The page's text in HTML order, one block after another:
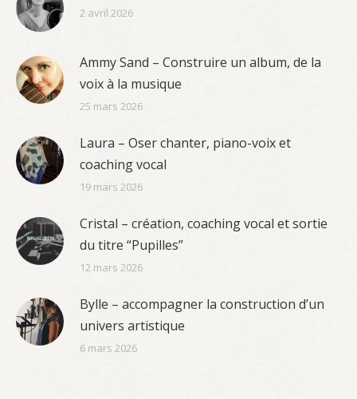
2 avril 2026
Ammy Sand – Construire un album, de la
voix à la musique
25 mars 2026
Laura – Oser chanter, piano-voix et
coaching vocal
19 mars 2026
Cristal – création, coaching vocal et sortie
du titre “Pupilles”
12 mars 2026
Bylle – accompagner la construction d’un
univers artistique
6 mars 2026